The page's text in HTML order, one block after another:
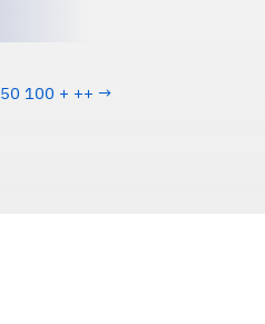
50 100 + ++ →